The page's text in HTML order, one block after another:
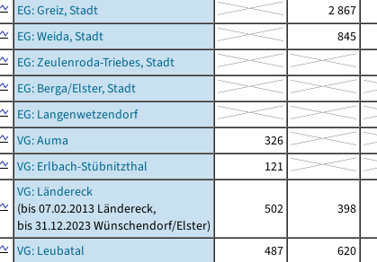
EG: Greiz, Stadt
2 867
EG: Weida, Stadt
845
EG: Zeulenroda-Triebes, Stadt
EG: Berga/Elster, Stadt
EG: Langenwetzendorf
VG: Auma
326
VG: Erlbach-Stübnitzthal
121
VG: Ländereck
(bis 07.02.2013 Ländereck,
bis 31.12.2023 Wünschendorf/Elster)
502 398
VG: Leubatal 487 620